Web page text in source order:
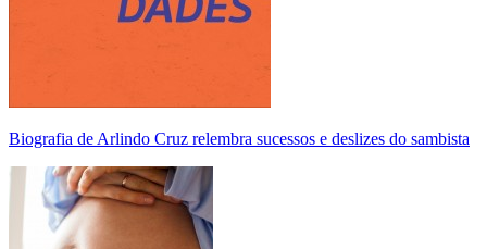
Biografia de Arlindo Cruz relembra sucessos e deslizes do sambista